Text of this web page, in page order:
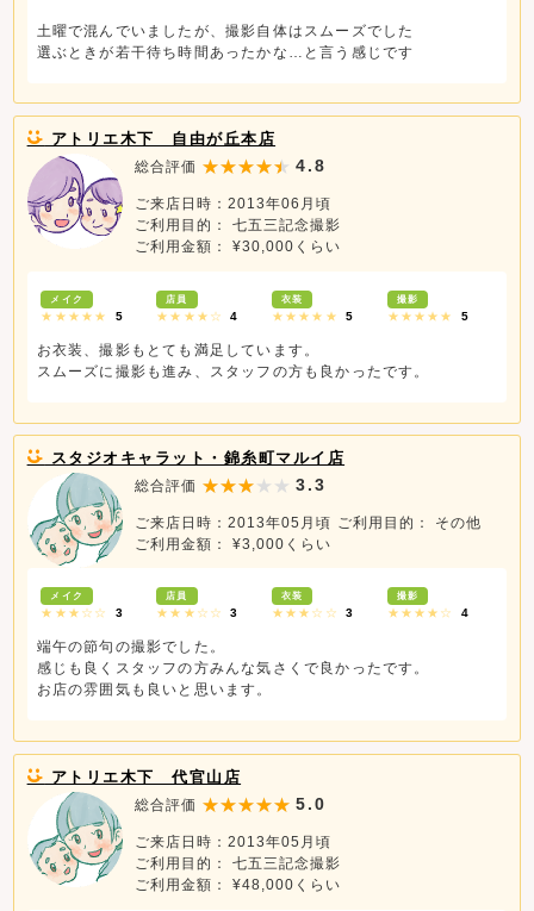
土曜で混んでいましたが、撮影自体はスムーズでした
選ぶときが若干待ち時間あったかな…と言う感じです
アトリエ木下 自由が丘本店
総合評価 4.8
ご来店日時：2013年06月頃
ご利用目的： 七五三記念撮影
ご利用金額： ¥30,000くらい
メイク
★★★★★ 5
店員
★★★★☆ 4
衣装
★★★★★ 5
撮影
★★★★★ 5
お衣装、撮影もとても満足しています。
スムーズに撮影も進み、スタッフの方も良かったです。
スタジオキャラット・錦糸町マルイ店
総合評価 3.3
ご来店日時：2013年05月頃 ご利用目的： その他
ご利用金額： ¥3,000くらい
メイク
★★★☆☆ 3
店員
★★★☆☆ 3
衣装
★★★☆☆ 3
撮影
★★★★☆ 4
端午の節句の撮影でした。
感じも良くスタッフの方みんな気さくで良かったです。
お店の雰囲気も良いと思います。
アトリエ木下 代官山店
総合評価 5.0
ご来店日時：2013年05月頃
ご利用目的： 七五三記念撮影
ご利用金額： ¥48,000くらい